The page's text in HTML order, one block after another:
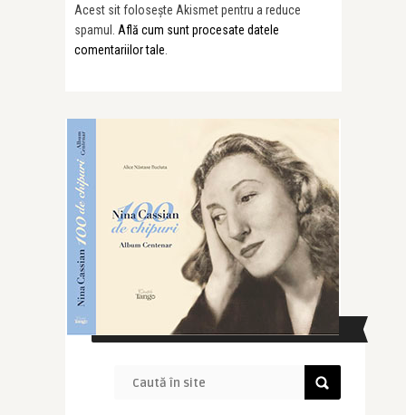
Acest sit folosește Akismet pentru a reduce
spamul. Află cum sunt procesate datele
comentariilor tale
CAUTĂ ÎN SITE